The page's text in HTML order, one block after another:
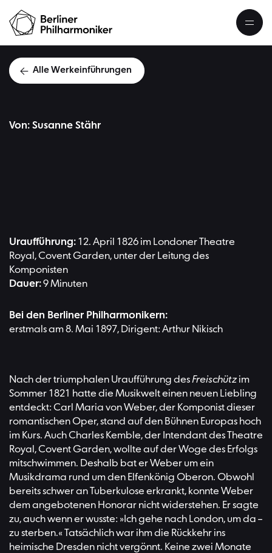
Alle Werkeinführungen
Von: Susanne Stähr
Uraufführung: 12. April 1826 im Londoner Theatre
Royal, Covent Garden, unter der Leitung des
Komponisten
Dauer:9 Minuten
Bei den Berliner Philharmonikern:
erstmals am 8. Mai 1897, Dirigent: Arthur Nikisch
Nach der triumphalen Uraufführung desFreischütz im
Sommer 1821 hatte die Musikwelt einen neuen Liebling
entdeckt: Carl Maria von Weber, der Komponist dieser
romantischen Oper, stand auf den Bühnen Europas hoch
im Kurs. Auch Charles Kemble, der Intendant des Theatre
Royal, Covent Garden, wollte auf der Woge des Erfolgs
mitschwimmen. Deshalb bat er Weber um ein
Musikdrama rund um den Elfenkönig Oberon. Obwohl
bereits schwer an Tuberkulose erkrankt, konnte Weber
dem angebotenen Honorar nicht widerstehen. Er sagte
zu, auch wenn er wusste: »Ich gehe nach London, um da –
zu sterben.« Tatsächlich war ihm die Rückkehr ins
heimische Dresden nicht vergönnt. Keine zwei Monate